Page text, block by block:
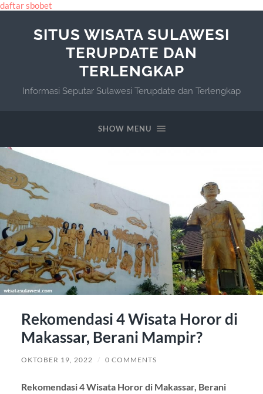
daftar sbobet
SITUS WISATA SULAWESI
TERUPDATE DAN
TERLENGKAP
Informasi Seputar Sulawesi Terupdate dan Terlengkap
SHOW MENU
Rekomendasi 4 Wisata Horor di
Makassar, Berani Mampir?
OKTOBER 19, 2022 / 0 COMMENTS
Rekomendasi 4 Wisata Horor di Makassar, Berani